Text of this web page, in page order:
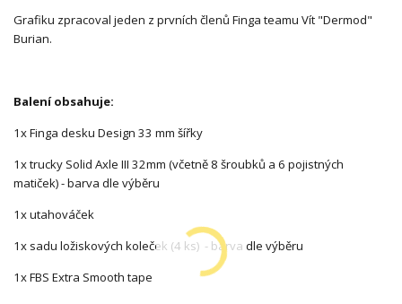
Grafiku zpracoval jeden z prvních členů Finga teamu Vít "Dermod"
Burian.
Balení obsahuje:
1x Finga desku Design 33 mm šířky
1x trucky Solid Axle III 32mm (včetně 8 šroubků a 6 pojistných
matiček) - barva dle výběru
1x utahováček
1x sadu ložiskových koleček (4 ks) - barva dle výběru
1x FBS Extra Smooth tape